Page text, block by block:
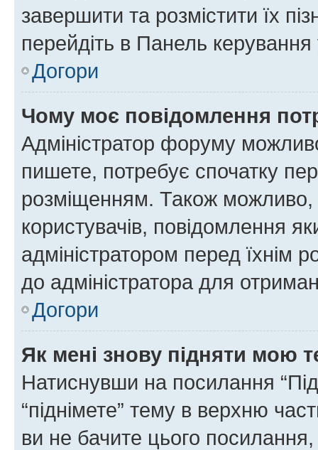
завершити та розмістити їх
перейдіть в Панель керування
Догори
Чому моє повідомлення
Адміністратор форуму
пишете, потребує спочатку
розміщенням. Також можливо,
користувачів, повідомлення
адміністратором перед їхнім
до адміністратора для
Догори
Як мені знову підняти мою
Натиснувши на посилання
“піднімете” тему в верхню
ви не бачите цього